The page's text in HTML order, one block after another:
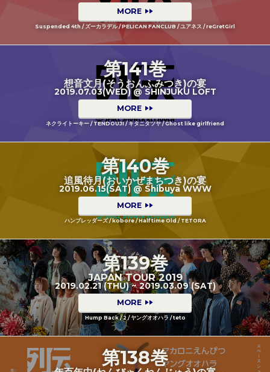
MORE
Suspended 4th / ズーカラデル / PELICAN FANCLUB / ユアネス / reGretGirl
第141巻
想音文月(そうおんふみつき)の宴
2019.07.03(WED) @ SHINJUKU LOFT
MORE
ネクライトーキー / TENDOUJI / キタニタツヤ / Ghost like girlfriend
第140巻
追風待月(おいかぜまちつき)の宴
2019.06.15(SAT) @ Shibuya WWW
MORE
ハンブレッダーズ / kobore / Half time Old / TETORA
第139巻
JAPAN TOUR 2019
2019.02.21 (THU) ~ 2019.03.09 (SAT)
MORE
Hump Back / 2 / ヤングオオハラ / teto
第138巻